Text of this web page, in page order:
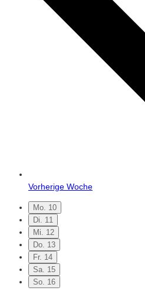
Vorherige Woche
Mo. 10
Di. 11
Mi. 12
Do. 13
Fr. 14
Sa. 15
So. 16